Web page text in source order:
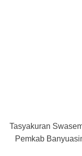
Tasyakuran
Pemkab